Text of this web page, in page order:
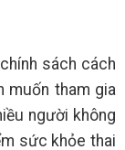
sách cách
muốn tham gia
người không
sức khỏe thai